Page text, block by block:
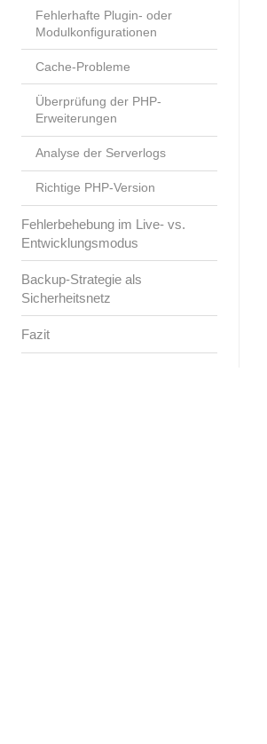
Fehlerhafte Plugin- oder
Modulkonfigurationen
Cache-Probleme
Überprüfung der PHP-
Erweiterungen
Analyse der Serverlogs
Richtige PHP-Version
Fehlerbehebung im Live- vs.
Entwicklungsmodus
Backup-Strategie als
Sicherheitsnetz
Fazit